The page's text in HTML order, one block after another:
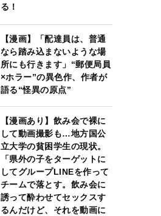
る！
【漫画】「配達員は、普通
なら踏み込まないような場
所にも行きます」“郵便局員
×ホラー”の異色作、作者が
語る“怪異の原点”
【漫画あり】飲み会で裸に
して動画撮影も…地方国公
立大学の貧困学生の現状。
「県外の子をターゲットに
してグループLINEを作って
チームで落とす。飲み会に
誘って酔わせてセックスす
るんだけど、それを動画に